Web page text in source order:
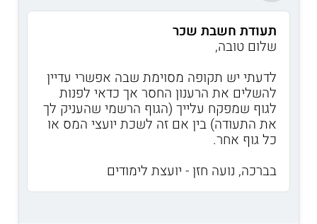
תעודת חשבת שכר
שלום טובה,
לדעתי יש תקופה מסוימת שבה אפשרי עדיין
להשלים את הרענון החסר אך כדאי לפנות
לגוף שמפקח עלייך (הגוף הרשמי שהעניק לך
את התעודה) בין אם זה לשכת יועצי המס או
כל גוף אחר.
בברכה, נועה חזן - יועצת לימודים